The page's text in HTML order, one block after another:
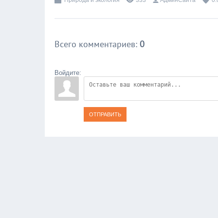
Всего комментариев: 0
Войдите:
ОТПРАВИТЬ